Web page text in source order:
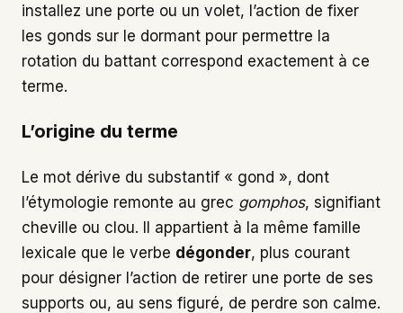
installez une porte ou un volet, l’action de fixer
les gonds sur le dormant pour permettre la
rotation du battant correspond exactement à ce
terme.
L’origine du terme
Le mot dérive du substantif « gond », dont
l’étymologie remonte au grec gomphos, signifiant
cheville ou clou. Il appartient à la même famille
lexicale que le verbe dégonder, plus courant
pour désigner l’action de retirer une porte de ses
supports ou, au sens figuré, de perdre son calme.